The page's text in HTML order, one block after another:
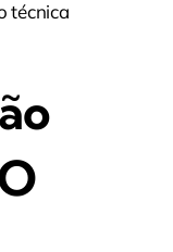
técnica